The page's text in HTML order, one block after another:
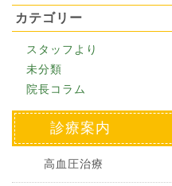
カテゴリー
スタッフより
未分類
院長コラム
診療案内
高血圧治療